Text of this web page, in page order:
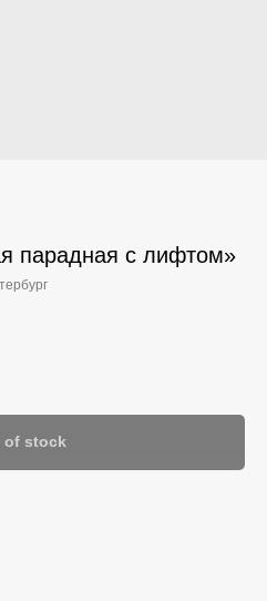
парадная с лифтом»‎
of stock